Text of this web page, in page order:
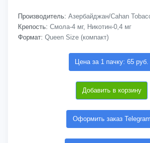
Производитель: Азербайджан/Cahan
Крепость: Смола-4 мг, Никотин-0,4 мг
Формат: Queen Size (компакт)
Цена за 1 пачку: 65 руб.
Добавить в корзину
Оформить заказ Telegram